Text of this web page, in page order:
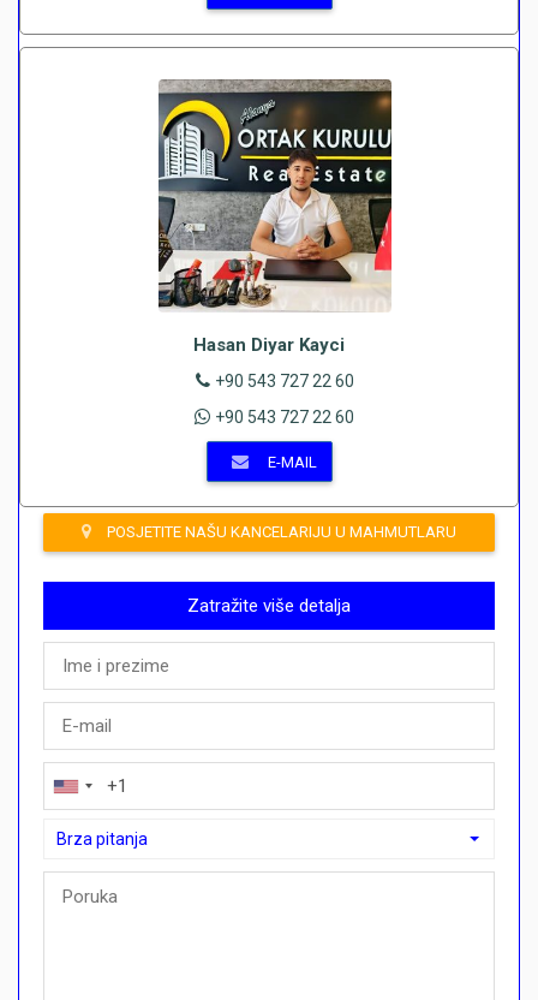
Hasan Diyar Kayci
+90 543 727 22 60
+90 543 727 22 60
E-MAIL
POSJETITE NAŠU KANCELARIJU U MAHMUTLARU
Zatražite više detalja
Brza pitanja
Brza pitanja